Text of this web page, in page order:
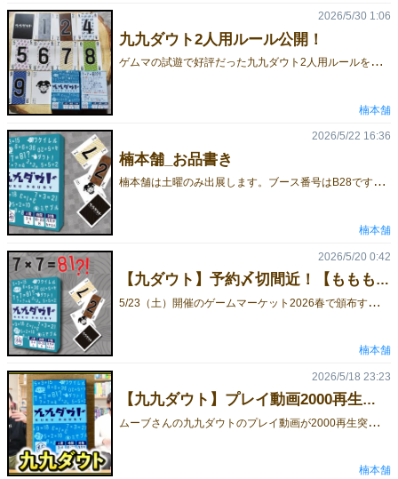
九九ダウト2人用ルール公開！
ゲ
ムマの試遊で好評だった九九ダウト2人用ルールを公開します。合わせて、上級ルール、5人用ルールも公開します。九九ダウト、どんどん遊び倒してくださいね！
2026/5/30 1:06
楠本舗
楠本舗_お品書き
楠
本舗は土曜のみ出展します。ブース番号はB28です。【お品書き】■ 九九太郎セット 2500円（300円OFF）「九九ダウト」と「もっとも桃太郎なのはもちろん俺！」のセット。いちばんお得に買うならこれ！ ■ 九九ダウト《新作》 1800円2万再生突破！ 超話題！ 新作ブラフゲーム！最初からクライマックス！10分で盛り上がる究極の心理戦！ ■ もっとも桃太郎なのはもちろん俺！ 1000円おとも集めたら勝ち！みんなで遊べるカードゲーム！ 試遊やってます！ 2人で遊べるルールもあります。 10分で遊べます。 気軽に遊びに来て下さいね！
2026/5/22 16:36
楠本舗
【九ダウト】予約〆切間近！【ももも】
5
/23（土）開催のゲームマーケット2026春で頒布する作品の取り置き予約は5/21（木）21:00までとなっています。気になっている方は、売り切れ前の予約がおすすめです。当日は混雑や完売の可能性もあるため、確実に手に入れたい方はぜひご予約ください。予約はこちら【お品書き】■ 九九太郎セット 2500円（300円OFF）「九九ダウト」と「もっとも桃太郎なのはもちろん俺！」のセット。いちばんお得に買うならこれ！※数量限定のため、予定数に達し次第終了■ 九九ダウト《新作》 1800円九九×ダウトの新作ブラフゲーム。最初からクライマックス！10分で究極の心理戦！■ もっとも桃太郎なのはもちろん俺！ 1000円おとも集めたら勝ち！みんなで遊べるカードゲーム！
2026/5/20 0:42
楠本舗
【九九ダウト】プレイ動画2000再生突破！【祝】
ム
ーブさんの九九ダウトのプレイ動画が2000再生突破しました！ ライアーゲームやカイジ好きは必見！お世辞抜きで、最高のゲーム展開です！九九ダウトの楽しさが100％詰まった動画になっています。 まだ見てない人はぜひご覧ください ！ゲーム詳細 予約
2026/5/18 23:23
楠本舗